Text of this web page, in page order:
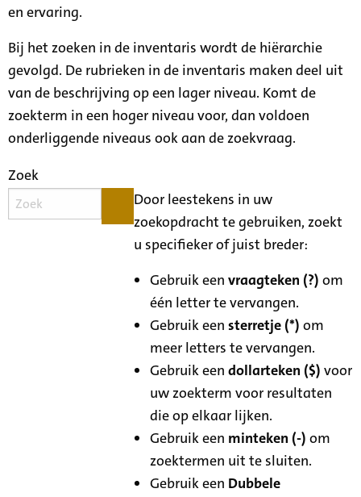
en ervaring.
Bij het zoeken in de inventaris wordt de hiërarchie
gevolgd. De rubrieken in de inventaris maken deel uit
van de beschrijving op een lager niveau. Komt de
zoekterm in een hoger niveau voor, dan voldoen
onderliggende niveaus ook aan de zoekvraag.
Zoek
Door leestekens in uw
zoekopdracht te gebruiken, zoekt
u specifieker of juist breder:
Gebruik eenvraagteken (?) om
één letter te vervangen.
Gebruik eensterretje (*) om
meer letters te vervangen.
Gebruik eendollarteken ($) voor
uw zoekterm voor resultaten
die op elkaar lijken.
Gebruik een minteken (-) om
zoektermen uit te sluiten.
Gebruik een Dubbele